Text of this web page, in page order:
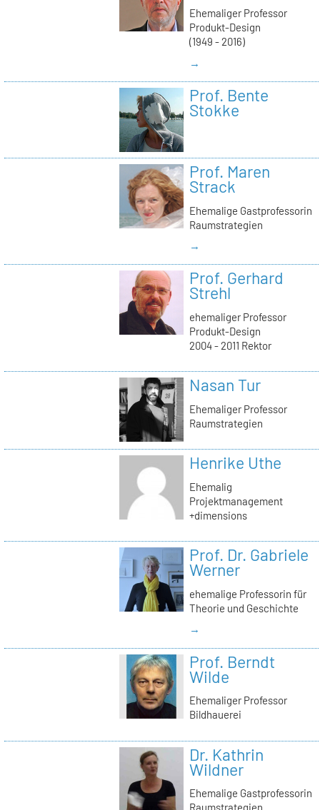
Ehemaliger Professor
Produkt-Design
(1949 - 2016)
→
Prof. Bente
Stokke
Prof. Maren
Strack
Ehemalige Gastprofessorin
Raumstrategien
→
Prof. Gerhard
Strehl
ehemaliger Professor
Produkt-Design
2004 - 2011 Rektor
Nasan Tur
Ehemaliger Professor
Raumstrategien
Henrike Uthe
Ehemalig
Projektmanagement
+dimensions
Prof. Dr. Gabriele
Werner
ehemalige Professorin für
Theorie und Geschichte
→
Prof. Berndt
Wilde
Ehemaliger Professor
Bildhauerei
Dr. Kathrin
Wildner
Ehemalige Gastprofessorin
Raumstrategien